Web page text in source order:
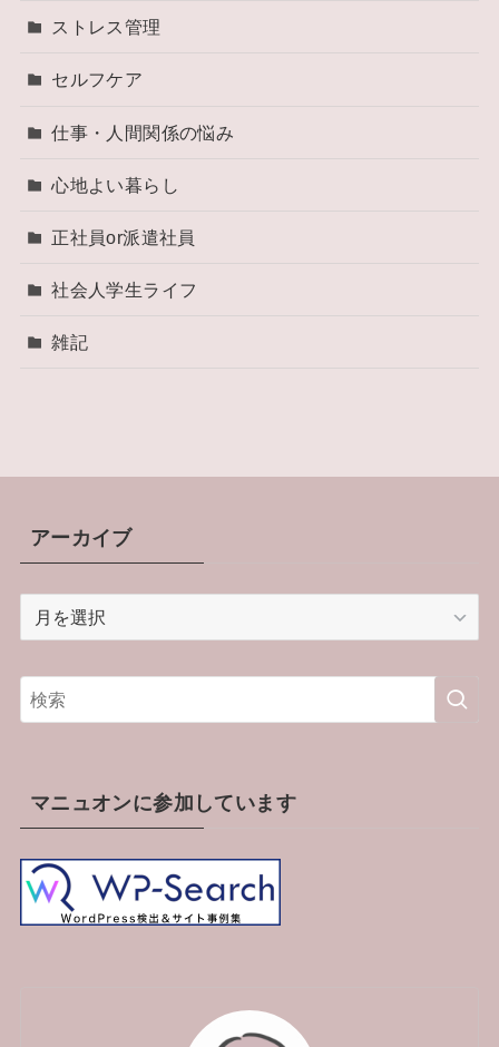
ストレス管理
セルフケア
仕事・人間関係の悩み
心地よい暮らし
正社員or派遣社員
社会人学生ライフ
雑記
アーカイブ
イ
ブ
マニュオンに参加しています